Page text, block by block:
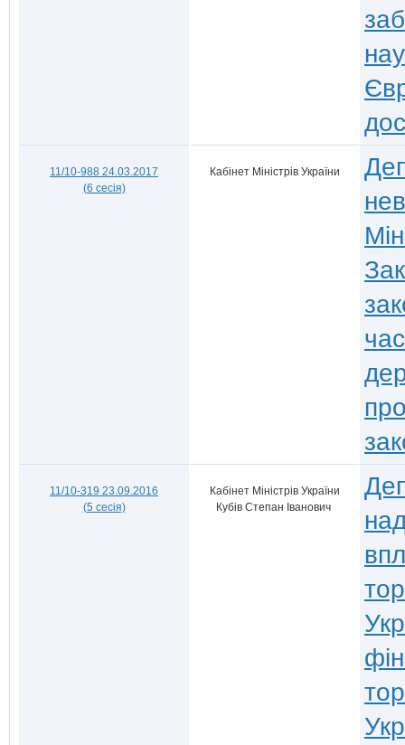
11/10-988 24.03.2017
(6 сесія)
Кабінет Міністрів України
11/10-319 23.09.2016
(5 сесія)
Кабінет Міністрів України
Кубів Степан Іванович